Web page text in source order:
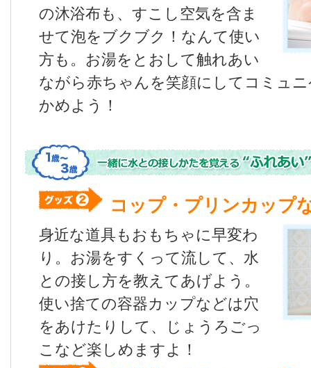
の沐浴布も、すこし空気を含ま
せて泡をブクブク！なんて使い
方も。お湯をとおして触れあい
ながら赤ちゃんを笑顔にしてコミュ
かめよう！
コップ・プリンカップ
身近な道具もおもちゃに早変わ
り。お湯をすくって流して、水
との接し方を教えてあげよう。
使い捨ての容器カップなどは穴
をあけたりして、じょうろごっ
こなど楽しめますよ！